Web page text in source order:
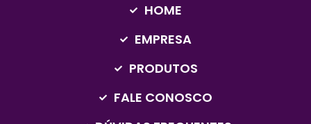
HOME
EMPRESA
PRODUTOS
FALE CONOSCO